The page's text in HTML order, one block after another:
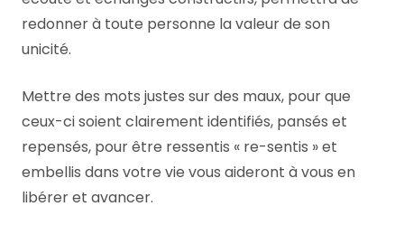
redonner à toute personne la valeur de son
unicité.
Mettre des mots justes sur des maux, pour que
ceux-ci soient clairement identifiés, pansés et
repensés, pour être ressentis « re-sentis » et
embellis dans votre vie vous aideront à vous en
libérer et avancer.